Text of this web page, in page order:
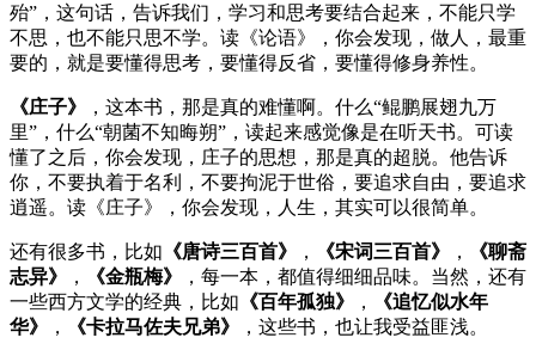
殆”，这句话，告诉我们，学习和思考要结合起来，不能只学
不思，也不能只思不学。读《论语》，你会发现，做人，最重
要的，就是要懂得思考，要懂得反省，要懂得修身养性。
《庄子》
，这本书，那是真的难懂啊。什么“鲲鹏展翅九万
里”，什么“朝菌不知晦朔”，读起来感觉像是在听天书。可读
懂了之后，你会发现，庄子的思想，那是真的超脱。他告诉
你，不要执着于名利，不要拘泥于世俗，要追求自由，要追求
逍遥。读《庄子》，你会发现，人生，其实可以很简单。
还有很多书，比如 《唐诗三百首》 ， 《宋词三百首》 ，
《聊斋
志异》
， 《金瓶梅》
，每一本，都值得细细品味。当然，还有
一些西方文学的经典，比如 《百年孤独》 ，
《追忆似水年
华》
， 《卡拉马佐夫兄弟》 ，这些书，也让我受益匪浅。